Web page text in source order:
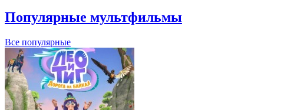
Популярные мультфильмы
Все популярные